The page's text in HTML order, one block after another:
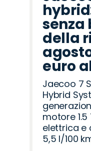
senza
della
euro
Jaecoo 7
Hybrid
motore
elettrica e
5,5 l/100